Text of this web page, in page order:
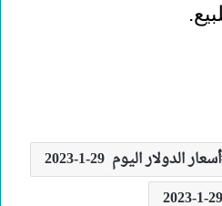
أسعار الدولار اليوم 29-1-2023